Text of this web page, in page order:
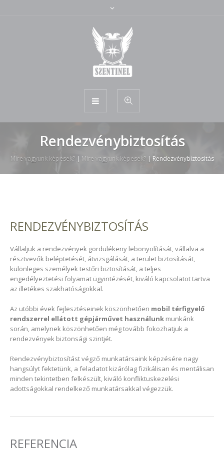
Rendezvénybiztosítás
Mire vagyunk képesek?| Mire vagyunk képesek?| Rendezvénybiztosítás
RENDEZVÉNYBIZTOSÍTÁS
Vállaljuk a rendezvények gördülékeny lebonyolítását, vállalva a
résztvevők beléptetését, átvizsgálását, a terület biztosítását,
különleges személyek testőri biztosítását, a teljes
engedélyeztetési folyamat ügyintézését, kiváló kapcsolatot tartva
az illetékes szakhatóságokkal.
Az utóbbi évek fejlesztéseinek köszönhetően mobil térfigyelő
rendszerrel ellátott gépjárművet használunkmunkánk
során, amelynek köszönhetően még tovább fokozhatjuk a
rendezvények biztonsági szintjét.
Rendezvénybiztosítást végző munkatársaink képzésére nagy
hangsúlyt fektetünk, a feladatot kizárólag fizikálisan és mentálisan
minden tekintetben felkészült, kiváló konfliktuskezelési
adottságokkal rendelkező munkatársakkal végezzük.
REFERENCIA